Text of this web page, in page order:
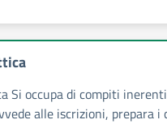
Si occupa di compiti
alle iscrizioni, prepara